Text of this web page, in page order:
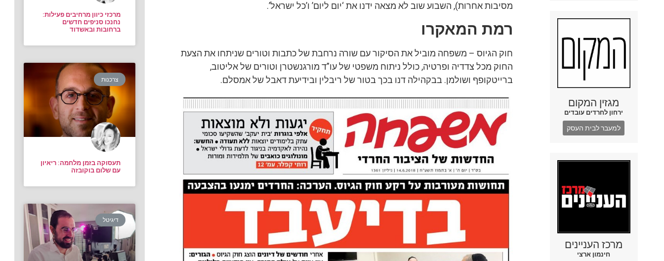
מגזין המקום
ירחון לחרדים עובדים
למעבר לבית העסק
מרכז העניינים
חינמון ארצי
מסיבות אחרות), השבוע שוב לא מצאה ידנו את ‘יום ליום’ ו’כל ישראל’.
רמת המאקרו
חוק הגיוס – משפחה מוביל את הסיקור עם שורה נרחבת של כתבות וטורים שניתחו את הצעת
החוק מכל צדדיה ופרטיה, כולל ניתוח משפטי של עו”ד מורגנשטרן וטורים של אליטוב,
ברייטקופף ושולמן. בבקהילה דנו בכך בטור של ריבלין ובידיעת דאבל של אמסלם.
מרכזי כיוון מרחיבים פעילות:
נחנכו סניפים חדשים
ברחובות ובאשדוד
צרכנות
תעסוקה בזמן מלחמה: ריאיון
עם שלום בוקובזה
דיגיטל